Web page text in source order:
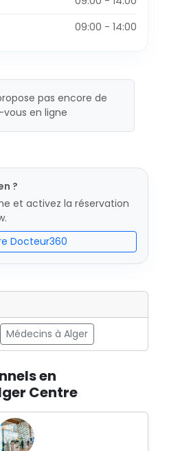
09:00 - 14:00
pas encore de
vous en ligne
?
et activez la réservation
Docteur360
Médecins à Alger
en
Centre